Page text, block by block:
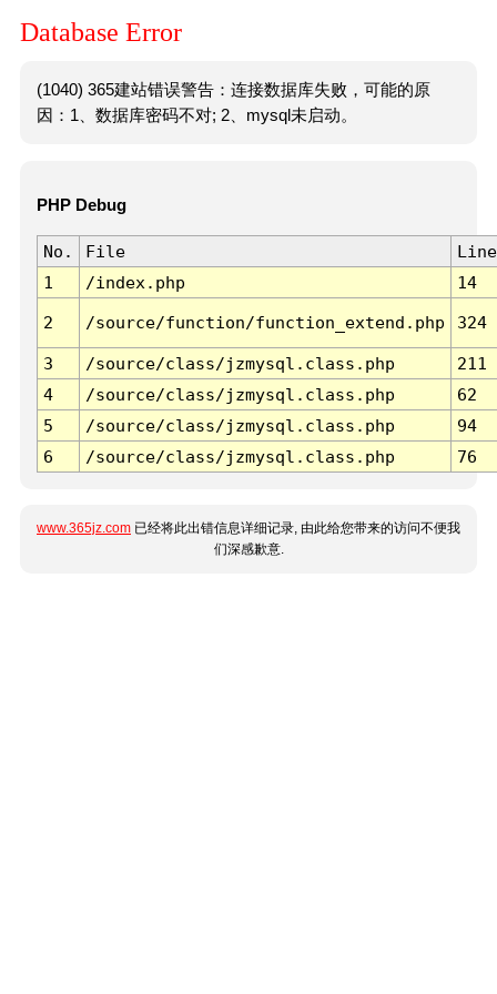
Database Error
(1040) 365建站错误警告：连接数据库失败，可能的原
因：1、数据库密码不对; 2、mysql未启动。
PHP Debug
No. File
Line
1
/index.php 14
2 /source/function/function_extend.php 324
3 /source/class/jzmysql.class.php
211
4
/source/class/jzmysql.class.php
62
5
/source/class/jzmysql.class.php
94
6
/source/class/jzmysql.class.php 76
www.365jz.com 已经将此出错信息详细记录, 由此给您带来的访问不便我
们深感歉意.